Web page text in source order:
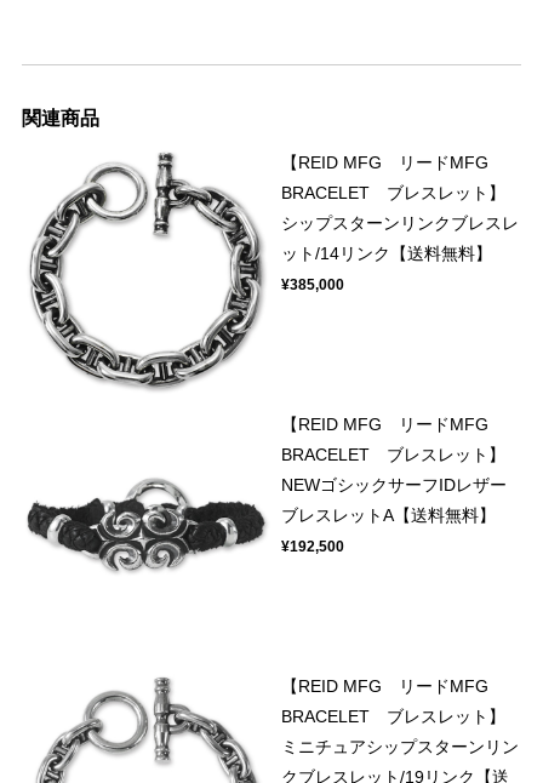
関連商品
【REID MFG リードMFG
BRACELET ブレスレット】
シップスターンリンクブレスレ
ット/14リンク【送料無料】
¥385,000
【REID MFG リードMFG
BRACELET ブレスレット】
NEWゴシックサーフIDレザー
ブレスレットA【送料無料】
¥192,500
【REID MFG リードMFG
BRACELET ブレスレット】
ミニチュアシップスターンリン
クブレスレット/19リンク【送